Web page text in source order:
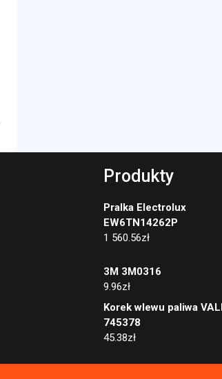
Produkty
Pralka Electrolux
EW6TN14262P
1 560.56zł
3M 3M0316
9.96zł
Korek wlewu paliwa
745378
45.38zł